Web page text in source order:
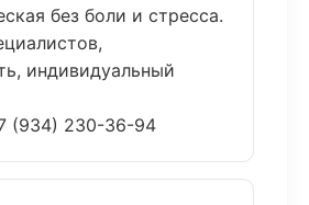
без боли и стресса.
индивидуальный
(934) 230-36-94